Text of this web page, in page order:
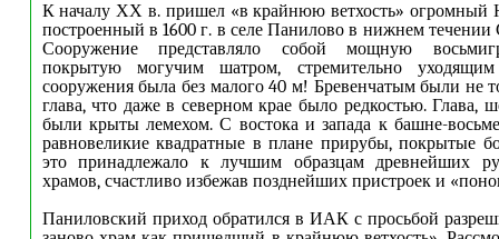
К началу ХХ в. пришел «в крайнюю ветхость» огромный
построенный в 1600 г. в селе Панилово в нижнем
Сооружение представляло собой мощную
покрытую могучим шатром, стремительно
сооружения была без малого 40 м! Бревенчатым были не
глава, что даже в северном крае было редкостью. Глава,
были крыты лемехом. С востока и запада к башне-
равновеликие квадратные в плане прирубы, покрытые
это принадлежало к лучшим образцам древнейших
храмов, счастливо избежав позднейших пристроек и
Паниловский приход обратился в ИАК с просьбой